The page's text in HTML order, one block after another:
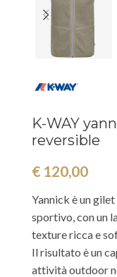
K-WAY
reversible
€ 120,00
Yannick è un
sportivo, con un
texture ricca e
Il risultato è un
attività outdoor